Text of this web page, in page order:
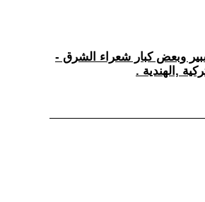
وبعض كبار شعراء الشرق -
,الهندية .